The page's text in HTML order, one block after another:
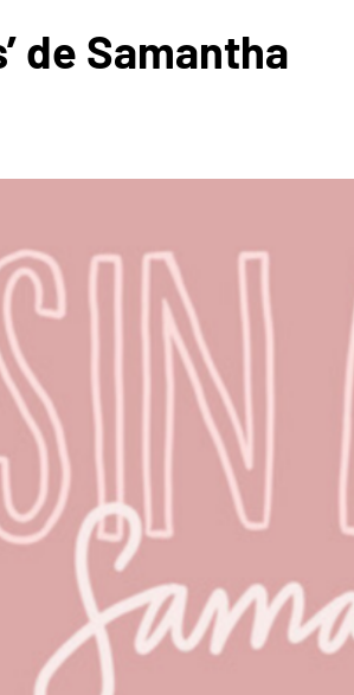
de Samantha